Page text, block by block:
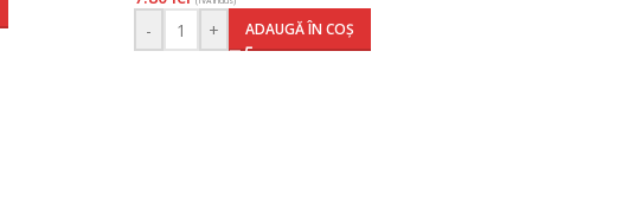
- + ADAUGĂ ÎN COȘ